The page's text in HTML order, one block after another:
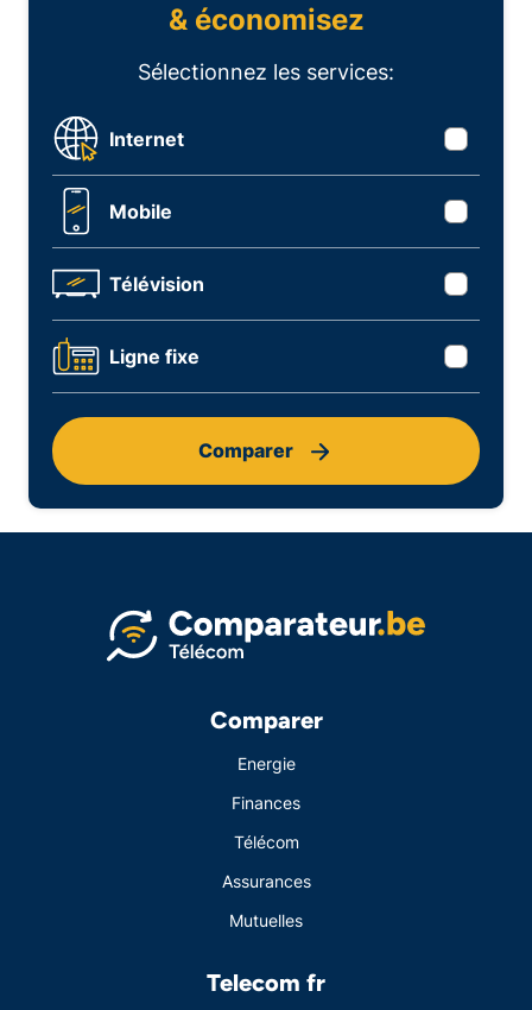
& économisez
Sélectionnez les services:
Internet
Mobile
Télévision
Ligne fixe
Comparer
Comparer
Energie
Finances
Télécom
Assurances
Mutuelles
Telecom fr